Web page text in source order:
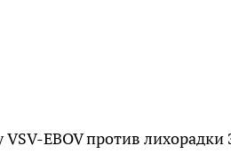
EBOV против